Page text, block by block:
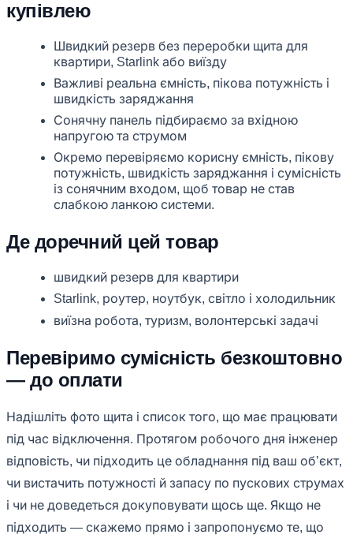
купівлею
Швидкий резерв без переробки щита для
квартири, Starlink або виїзду
Важливі реальна ємність, пікова потужність і
швидкість заряджання
Сонячну панель підбираємо за вхідною
напругою та струмом
Окремо перевіряємо корисну ємність, пікову
потужність, швидкість заряджання і сумісність
із сонячним входом, щоб товар не став
слабкою ланкою системи.
Де доречний цей товар
швидкий резерв для квартири
Starlink, роутер, ноутбук, світло і холодильник
виїзна робота, туризм, волонтерські задачі
Перевіримо сумісність безкоштовно
— до оплати
Надішліть фото щита і список того, що має працювати
під час відключення. Протягом робочого дня інженер
відповість, чи підходить це обладнання під ваш обʼєкт,
чи вистачить потужності й запасу по пускових струмах
і чи не доведеться докуповувати щось ще. Якщо не
підходить — скажемо прямо і запропонуємо те, що